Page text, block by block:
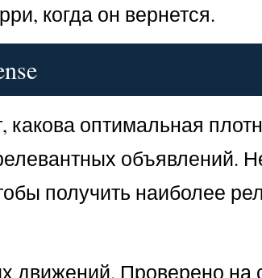
когда он вернется.
оптимальная
получить наиболее
движений. Проверено